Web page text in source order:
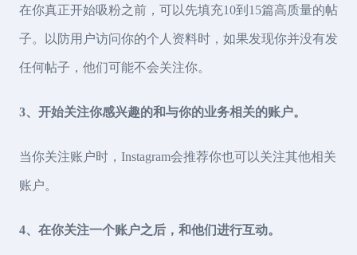
在你真正开始吸粉之前，可以先填充10到15篇高质量的帖
子。以防用户访问你的个人资料时，如果发现你并没有发
任何帖子，他们可能不会关注你。
3、开始关注你感兴趣的和与你的业务相关的账户。
当你关注账户时，Instagram会推荐你也可以关注其他相关
账户。
4、在你关注一个账户之后，和他们进行互动。